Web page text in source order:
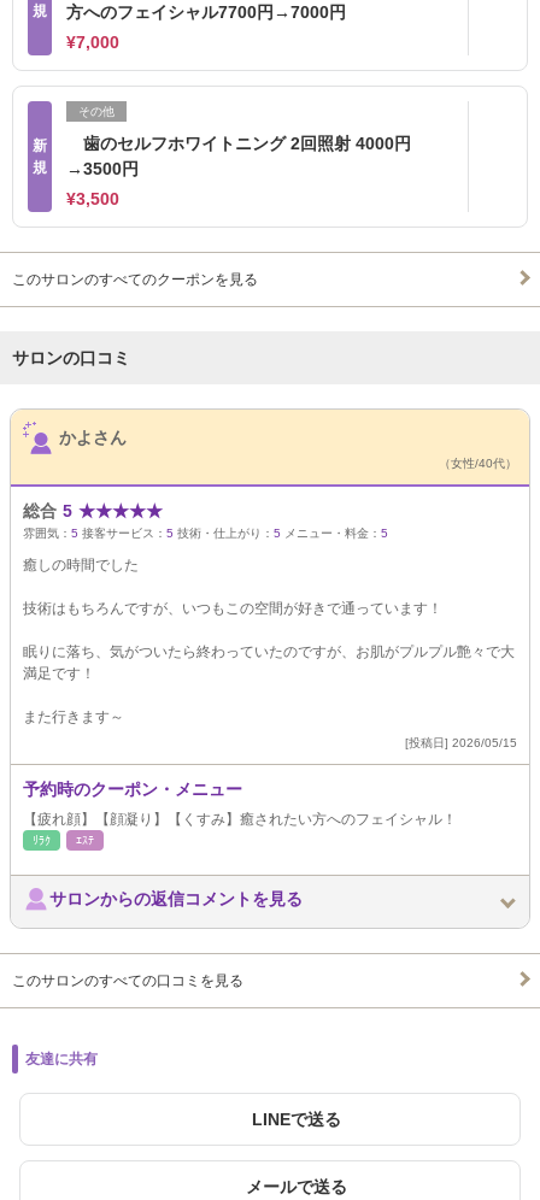
規
方へのフェイシャル7700円→7000円
¥7,000
新
規
その他
歯のセルフホワイトニング 2回照射 4000円
→3500円
¥3,500
このサロンのすべてのクーポンを見る
サロンの口コミ
サロンPick Up
かよさん
（女性/40代）
総合 5 ★★★★★
雰囲気： 5 接客サービス： 5 技術・仕上がり： 5 メニュー・料金： 5
癒しの時間でした
技術はもちろんですが、いつもこの空間が好きで通っています！
眠りに落ち、気がついたら終わっていたのですが、お肌がプルプル艶々で大
満足です！
また行きます～
[投稿日] 2026/05/15
予約時のクーポン・メニュー
【疲れ顔】【顔凝り】【くすみ】癒されたい方へのフェイシャル！
ﾘﾗｸ ｴｽﾃ
サロンからの返信コメントを見る
このサロンのすべての口コミを見る
友達に共有
LINEで送る
メールで送る